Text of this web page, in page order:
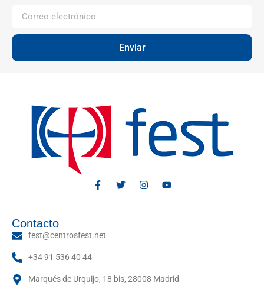
Enviar
Contacto
fest@centrosfest.net
+34 91 536 40 44
Marqués de Urquijo, 18 bis, 28008 Madrid